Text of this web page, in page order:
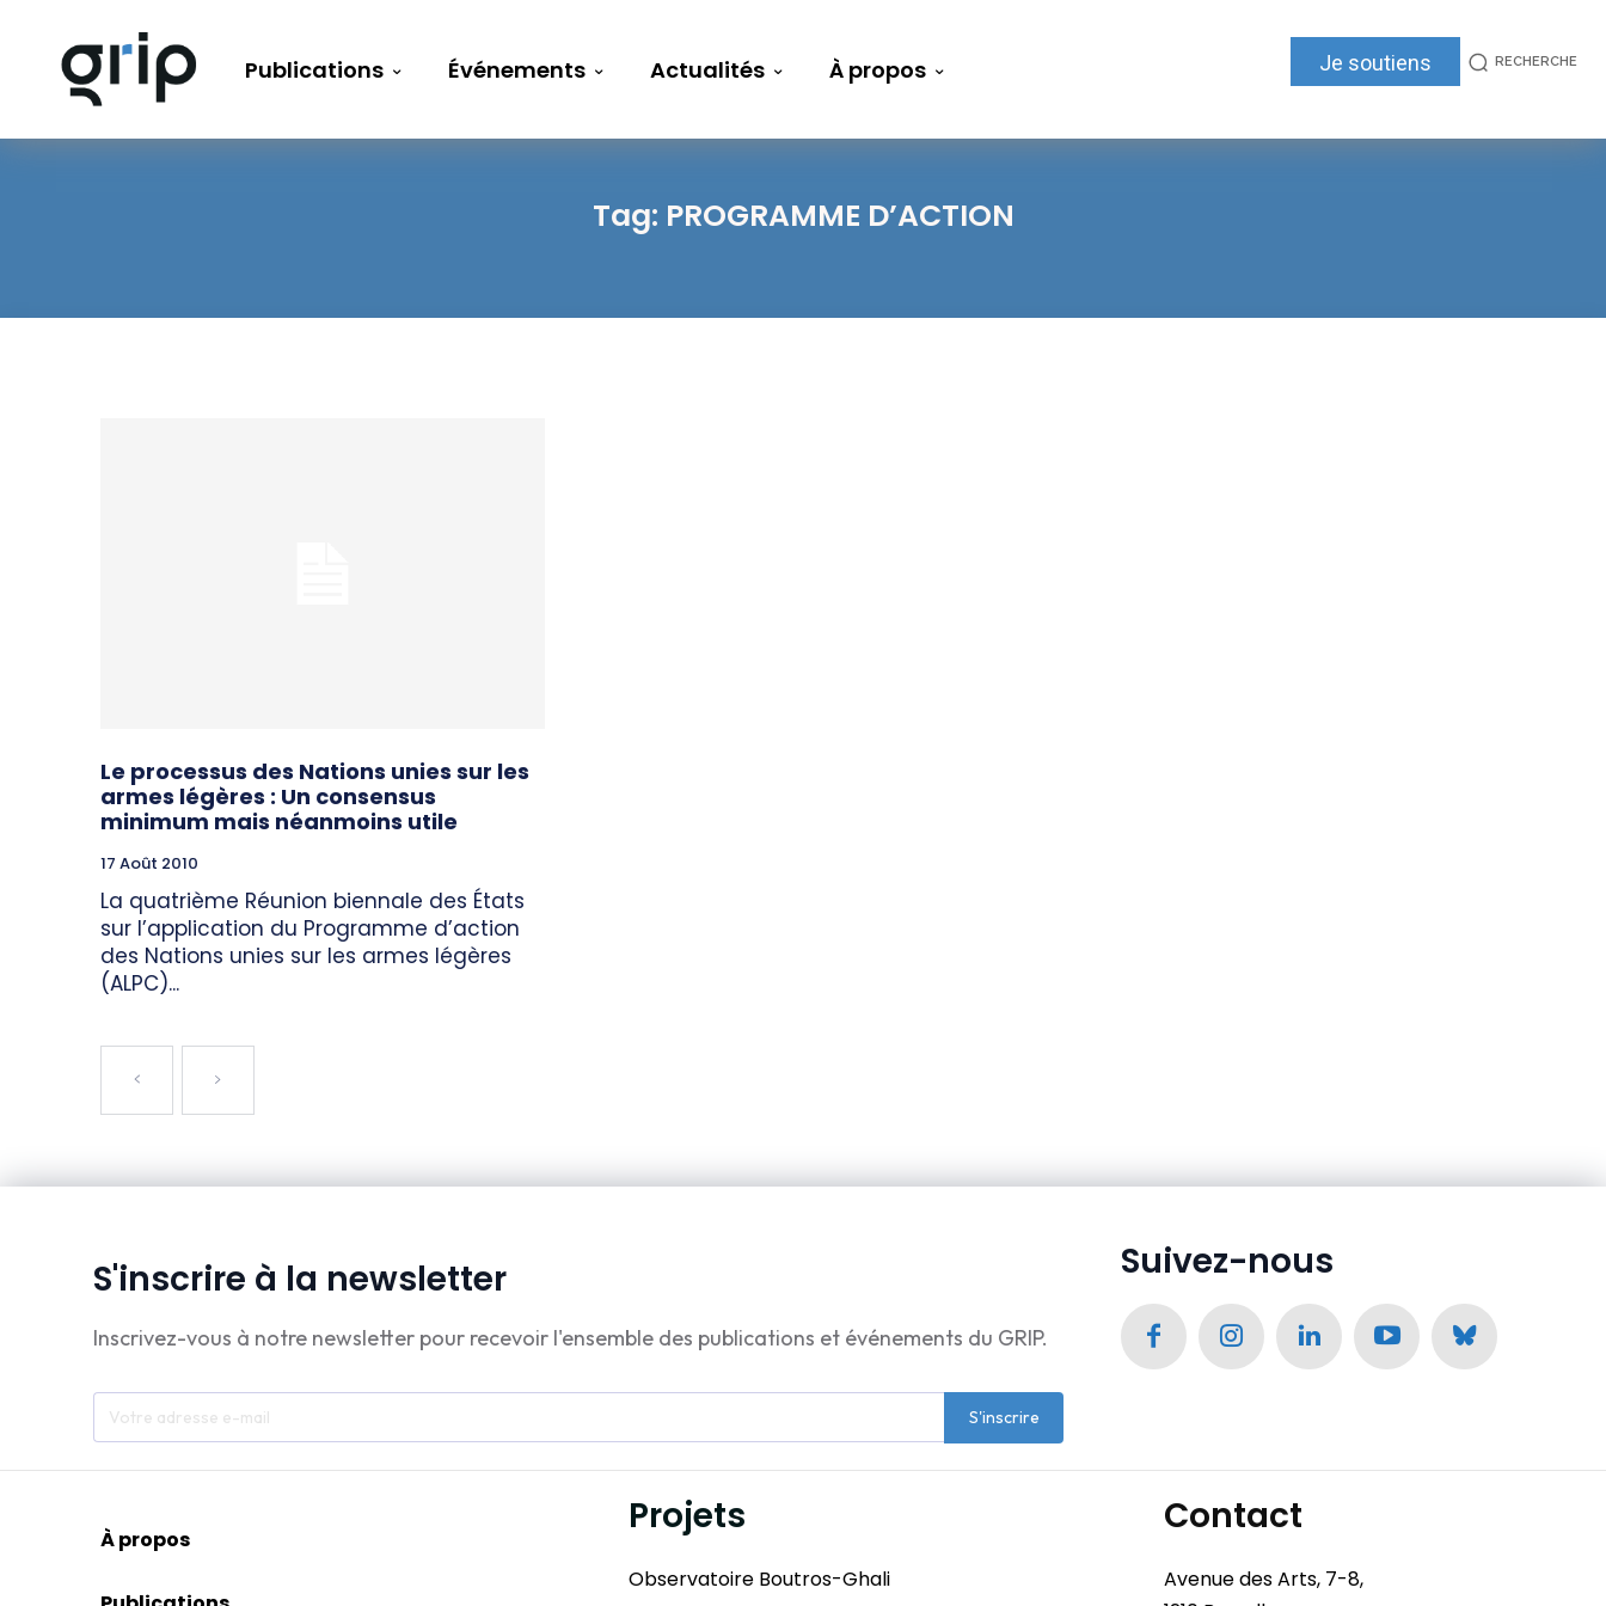
Publications Événements Actualités À propos Je soutiens RECHERCHE
Tag: PROGRAMME D’ACTION
Le processus des Nations unies sur les
armes légères : Un consensus
minimum mais néanmoins utile
17 Août 2010
La quatrième Réunion biennale des États
sur l’application du Programme d’action
des Nations unies sur les armes légères
(ALPC)...
S'inscrire à la newsletter
Inscrivez-vous à notre newsletter pour recevoir l'ensemble des publications et événements du GRIP.
S'inscrire
Suivez-nous
À propos
Projets
Observatoire Boutros-Ghali
Contact
Avenue des Arts, 7-8,